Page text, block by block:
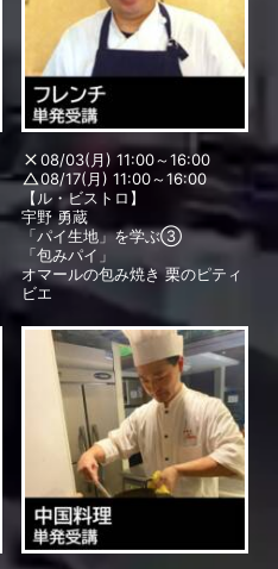
08/03(月) 11:00～16:00
08/17(月) 11:00～16:00
【ル・ビストロ】
宇野 勇蔵
「パイ生地」を学ぶ③
「包みパイ」
オマールの包み焼き 栗のピティ
ビエ